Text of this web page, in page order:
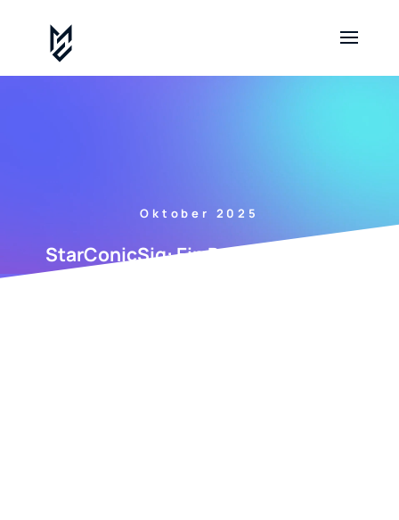
Oktober 2025
StarConicSig: Ein Broker, der mehr